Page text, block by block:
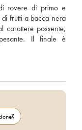
rovere di primo e
frutti a bacca nera
possente,
Il finale è